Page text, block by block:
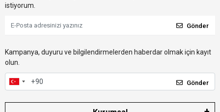
istiyorum.
Gönder
Kampanya, duyuru ve bilgilendirmelerden haberdar olmak için kayıt
olun.
Gönder